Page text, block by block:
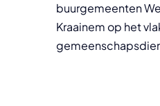
buurgemeenten
Kraainem op het